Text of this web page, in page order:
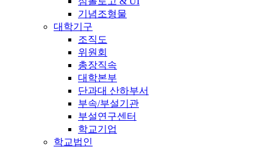
기념조형물
대학기구
조직도
위원회
총장직속
대학본부
단과대 산하부서
부속/부설기관
부설연구센터
학교기업
학교법인